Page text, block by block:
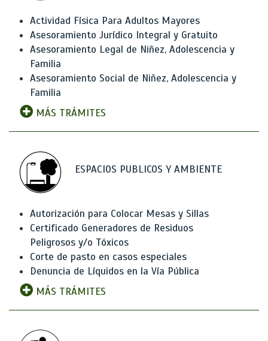
Actividad Física Para Adultos Mayores
Asesoramiento Jurídico Integral y Gratuito
Asesoramiento Legal de Niñez, Adolescencia y
Familia
Asesoramiento Social de Niñez, Adolescencia y
Familia
MÁS TRÁMITES
ESPACIOS PUBLICOS Y AMBIENTE
Autorización para Colocar Mesas y Sillas
Certificado Generadores de Residuos
Peligrosos y/o Tóxicos
Corte de pasto en casos especiales
Denuncia de Líquidos en la Vía Pública
MÁS TRÁMITES